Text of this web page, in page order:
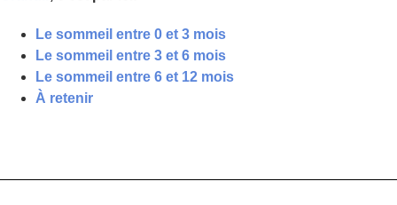
Le sommeil entre 0 et 3 mois
Le sommeil entre 3 et 6 mois
Le sommeil entre 6 et 12 mois
À retenir